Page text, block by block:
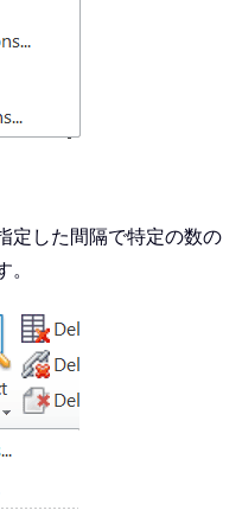
定した間隔で特定の数の